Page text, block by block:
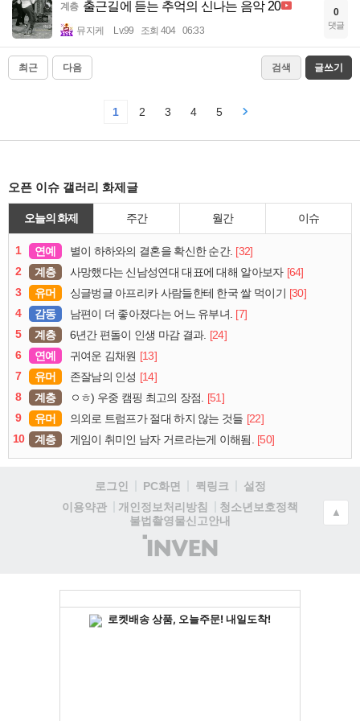
계층 출근길에 듣는 추억의 신나는 음악 20
뮤지케 Lv.99 조회 404 06:33
0
댓글
최근 다음 검색 글쓰기
1 2 3 4 5
오픈 이슈 갤러리 화제글
오늘의 화제 주간 월간 이슈
1 연예 별이 하하와의 결혼을 확신한 순간. [32]
2
계층 사망했다는 신남성연대 대표에 대해 알아보자 [64]
3
유머 싱글벙글 아프리카 사람들한테 한국 쌀 먹이기 [30]
4
감동 남편이 더 좋아졌다는 어느 유부녀. [7]
5
계층 6년간 편돌이 인생 마감 결과. [24]
6
연예 귀여운 김채원 [13]
7
유머 존잘남의 인성 [14]
8
계층 ㅇㅎ) 우중 캠핑 최고의 장점. [51]
9
유머 의외로 트럼프가 절대 하지 않는 것들 [22]
10
계층 게임이 취미인 남자 거르라는게 이해됨. [50]
로그인 PC화면 퀵링크
설정
이용약관
개인정보처리방침
청소년보호정책
불법촬영물신고안내
(주)
인
▲